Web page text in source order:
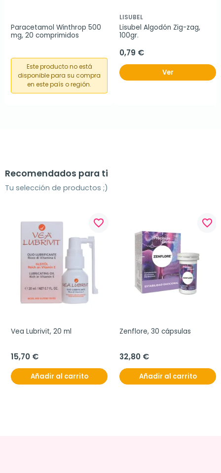
Paracetamol Winthrop 500
mg, 20 comprimidos
Este producto no está
disponible para su compra
en este país o región.
LISUBEL
Lisubel Algodón Zig-zag,
100gr.
0,79 €
Ver
Recomendados para ti
Tu selección de productos ;)
favorite_border
Vea Lubrivit, 20 ml
15,70 €
Añadir al carrito
favorite_border
Zenflore, 30 cápsulas
32,80 €
Añadir al carrito